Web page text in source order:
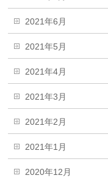
2021年6月
2021年5月
2021年4月
2021年3月
2021年2月
2021年1月
2020年12月